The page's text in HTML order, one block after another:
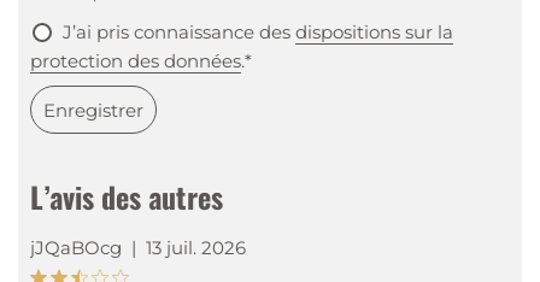
L’avis des autres
jJQaBOcg | 13 juil. 2026
J’ai pris connaissance des dispositions sur la
protection des données.*
Enregistrer